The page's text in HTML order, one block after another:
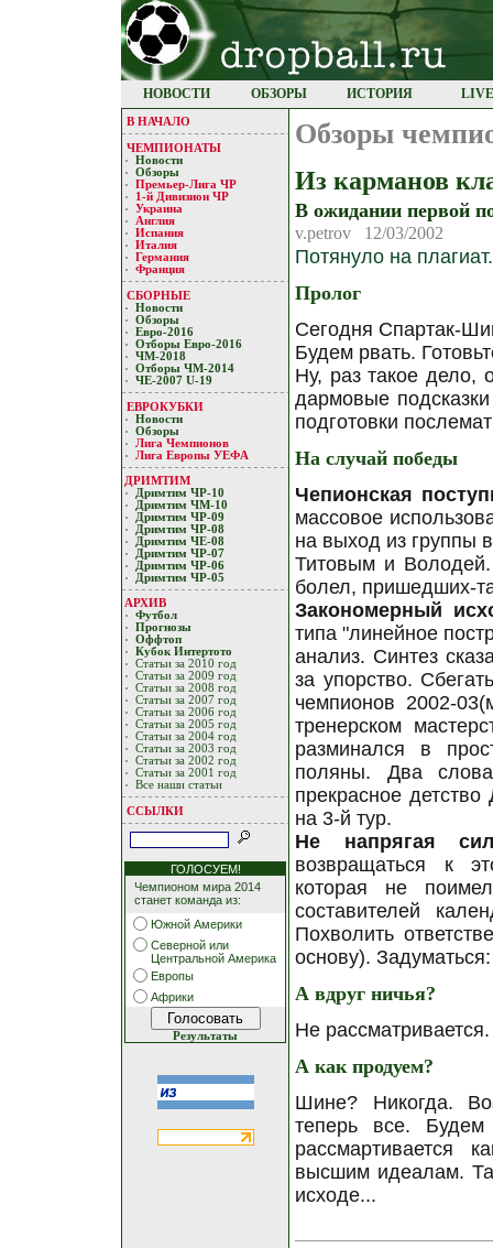
НОВОСТИ ОБЗОРЫ ИСТОРИЯ
В НАЧАЛО
ЧЕМПИОНАТЫ
Новости
Обзоры
Премьер-Лигa ЧР
1-й Дивизион ЧР
Украина
Англия
Испания
Италия
Германия
Франция
СБОРНЫЕ
Новости
Обзоры
Евро-2016
Отборы Евро-2016
ЧМ-2018
Отборы ЧМ-2014
ЧЕ-2007 U-19
ЕВРОКУБКИ
Новости
Обзоры
Лигa Чемпиoнoв
Лига Европы УЕФA
ДРИМТИМ
Дримтим ЧР-10
Дримтим ЧМ-10
Дримтим ЧР-09
Дримтим ЧР-08
Дримтим ЧЕ-08
Дримтим ЧР-07
Дримтим ЧР-06
Дримтим ЧР-05
АРХИВ
Футбол
Прогнозы
Оффтоп
Кубoк Интертoтo
Статьи за 2010 год
Статьи за 2009 год
Статьи за 2008 год
Статьи за 2007 год
Статьи за 2006 год
Статьи за 2005 год
Статьи за 2004 год
Статьи за 2003 год
Статьи за 2002 год
Статьи за 2001 год
Все наши статьи
ССЫЛКИ
ГОЛОСУЕМ!
Чемпионом мира 2014
станет команда из:
Южной Америки
Северной или
Центральной Америка
Европы
Африки
Результаты
Обзоры
Из карманов
В ожидании первой
v.petrov 12/03/2002
Потянуло на
Пролог
Сегодня Спартак-
Будем рвать.
Ну, раз такое дело,
дармовые
подготовки
На случай победы
Чепионская
массовое
на выход из группы
Титовым и
болел, пришедших-
Закономерный
типа "линейное
анализ. Синтез
за упорство.
чемпионов 2002-
тренерском
разминался в
поляны. Два
прекрасное
на 3-й тур.
Не напрягая
возвращаться к
которая не
составителей
Похволить
основу).
А вдруг ничья?
Не
А как продуем?
Шине? Никогда.
теперь все.
рассмартивается
высшим идеалам.
исходе...